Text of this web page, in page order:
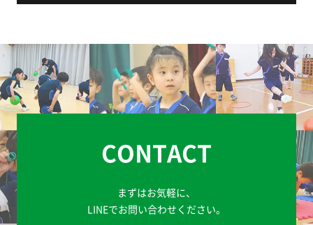
CONTACT
まずはお気軽に、
LINEでお問い合わせください。